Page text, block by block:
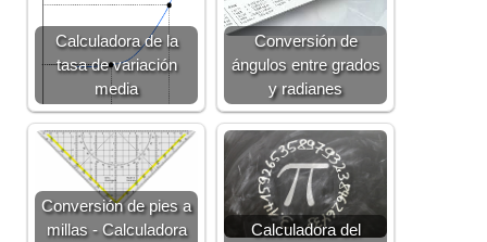
Calculadora de la
tasa de variación
media
Conversión de
ángulos entre grados
y radianes
Conversión de pies a
millas - Calculadora
Calculadora del